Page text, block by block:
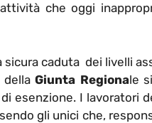
che oggi
caduta dei livelli
della Giunta Regionale
esenzione. I lavoratori
gli unici che,